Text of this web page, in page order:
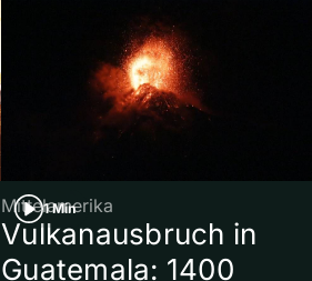
1 Min
Mittelamerika
Vulkanausbruch in
Guatemala: 1400